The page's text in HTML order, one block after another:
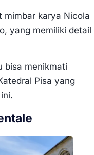
mimbar karya Nicola
yang memiliki detail
bisa menikmati
Pisa yang